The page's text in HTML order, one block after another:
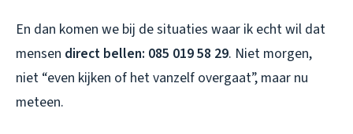
En dan komen we bij de situaties waar ik echt wil dat
mensen direct bellen: 085 019 58 29. Niet morgen,
niet “even kijken of het vanzelf overgaat”, maar nu
meteen.